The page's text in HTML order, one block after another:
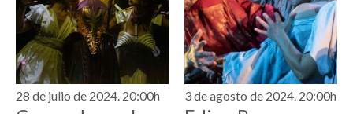
28 de julio de 2024. 20:00h 3 de agosto de 2024. 20:00h